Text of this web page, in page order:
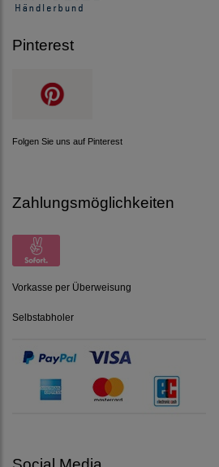
Pinterest
Folgen Sie uns auf Pinterest
Zahlungsmöglichkeiten
Vorkasse per Überweisung
Selbstabholer